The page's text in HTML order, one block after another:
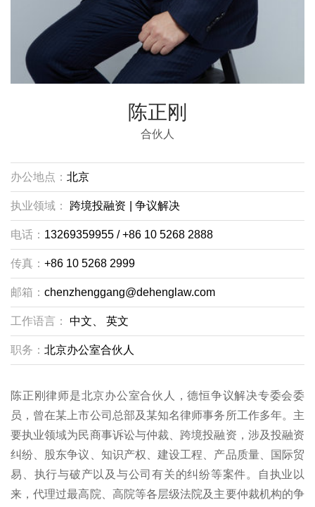
陈正刚
合伙人
办公地点： 北京
执业领域： 跨境投融资 争议解决
电话： 13269359955 / +86 10 5268 2888
传真： +86 10 5268 2999
邮箱： chenzhenggang@dehenglaw.com
工作语言： 中文、 英文
职务： 北京办公室合伙人
陈正刚律师是北京办公室合伙人，德恒争议解决专委会委
员，曾在某上市公司总部及某知名律师事务所工作多年。主
要执业领域为民商事诉讼与仲裁、跨境投融资，涉及投融资
纠纷、股东争议、知识产权、建设工程、产品质量、国际贸
易、执行与破产以及与公司有关的纠纷等案件。自执业以
来，代理过最高院、高院等各层级法院及主要仲裁机构的争